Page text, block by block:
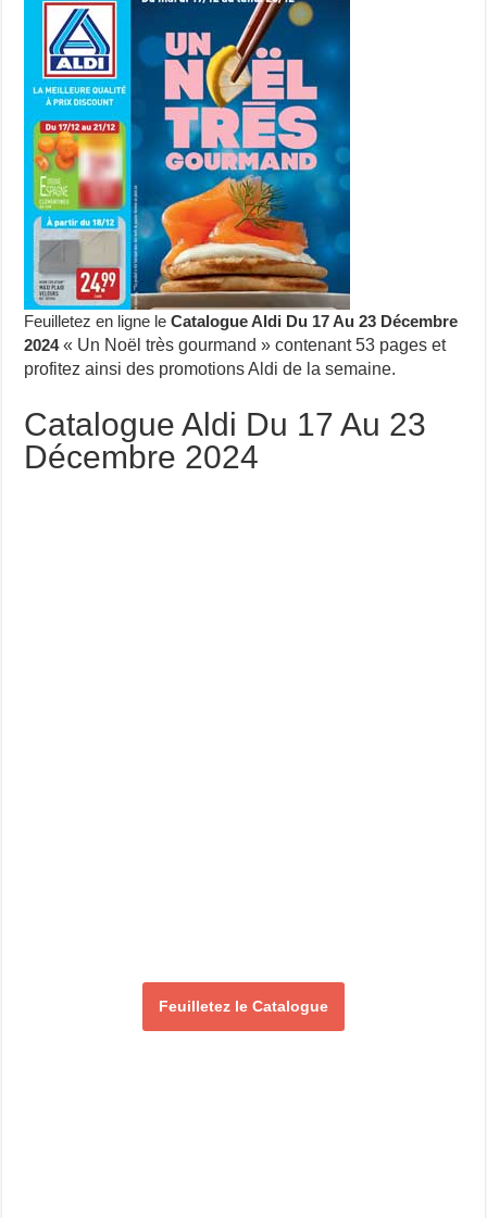
Feuilletez en ligne leCatalogue Aldi Du 17 Au 23 Décembre
2024« Un Noël très gourmand » contenant 53 pages et
profitez ainsi des promotions Aldi de la semaine.
Catalogue Aldi Du 17 Au 23
Décembre 2024
Feuilletez le Catalogue